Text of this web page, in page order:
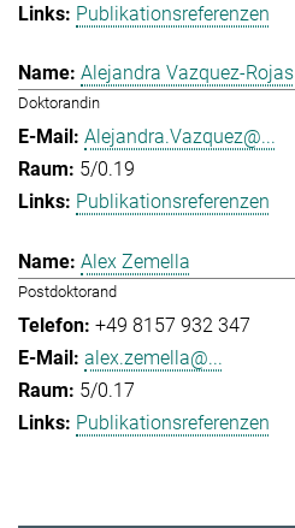
Publikationsreferenzen
Alejandra Vazquez-Rojas
Doktorandin
Alejandra.Vazquez@...
5/0.19
Publikationsreferenzen
Alex Zemella
Postdoktorand
+49 8157 932 347
alex.zemella@...
5/0.17
Publikationsreferenzen